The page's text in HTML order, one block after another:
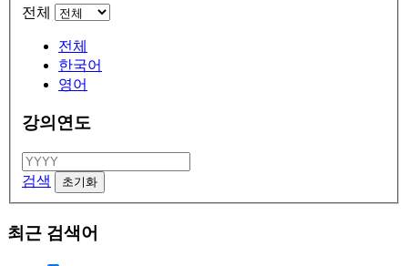
전체
전체
한국어
영어
강의연도
검색
최근 검색어